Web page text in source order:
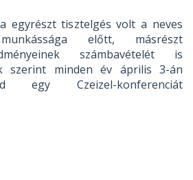
egyrészt tisztelgés volt a neves
előtt, másrészt
számbavételét is
szerint minden év április 3-án
egy Czeizel-konferenciát